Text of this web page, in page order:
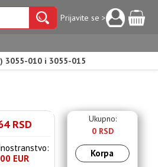
Prijavite se >
3055-010 i 3055-015
RSD
EUR
Ukupno:
0 RSD
Korpa